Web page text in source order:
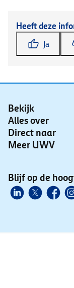
Heeft deze
Ja
Bekijk
Alles over
Direct naar
Meer UWV
Blijf op de